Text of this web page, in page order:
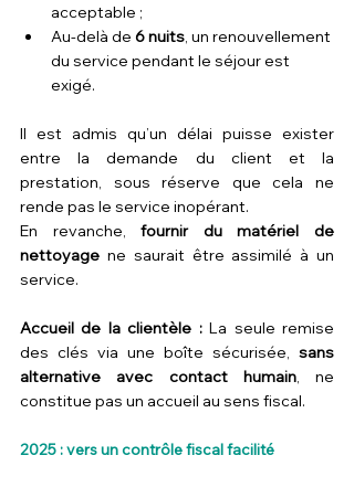
acceptable ;
Au-delà de 6 nuits, un renouvellement
du service pendant le séjour est
exigé.
Il est admis qu’un délai puisse exister
entre la demande du client et la
prestation, sous réserve que cela ne
rende pas le service inopérant.
En revanche, fournir du matériel de
nettoyage ne saurait être assimilé à un
service.
Accueil de la clientèle : La seule remise
des clés via une boîte sécurisée, sans
alternative avec contact humain, ne
constitue pas un accueil au sens fiscal.
2025 : vers un contrôle fiscal facilité